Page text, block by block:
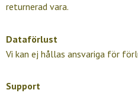
returnerad vara.
Dataförlust
Vi kan ej hållas ansvariga för
Support